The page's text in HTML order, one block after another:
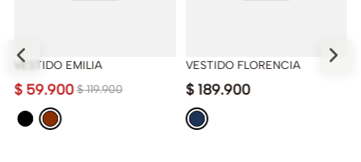
VESTIDO EMILIA
$ 119.900
$ 59.900
VESTIDO FLORENCIA
$ 189.900